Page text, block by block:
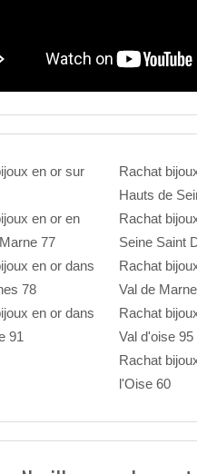
en or sur
en or en
77
en or dans
78
en or dans
91
Rachat
Hauts de
Rachat
Seine Saint
Rachat
Val de
Rachat
Val d'oise 95
Rachat
l'Oise 60